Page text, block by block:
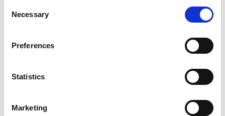
Selection
Necessary
Preferences
Statistics
Marketing